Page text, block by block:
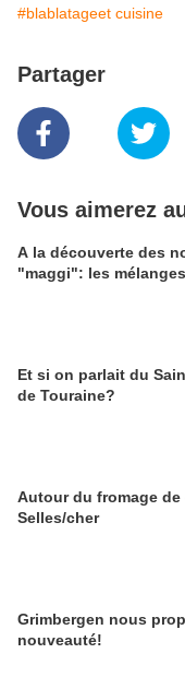
#blablatageet cuisine
Partager
Vous aimerez
A la découverte des
"maggi": les
Et si on parlait du
de Touraine?
Autour du fromage de
Selles/cher
Grimbergen nous
nouveauté!